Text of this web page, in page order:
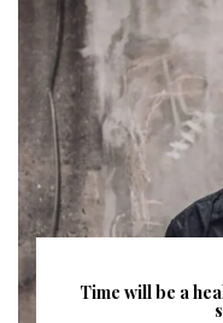
Time will be a